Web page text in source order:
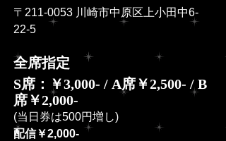
〒211-0053 川崎市中原区上小田中6-
22-5
全席指定
S席：￥3,000- / A席￥2,500- / B
席￥2,000-
(当日券は500円増し)
配信￥2,000-